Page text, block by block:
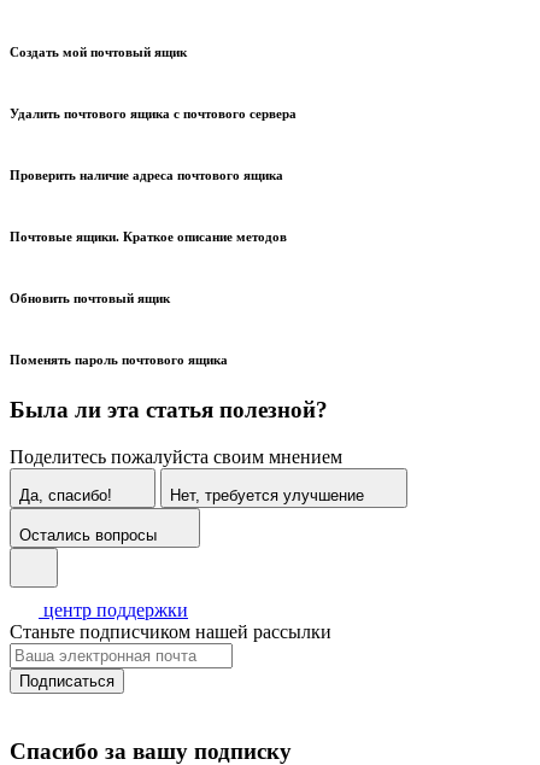
Создать мой почтовый ящик
Удалить почтового ящика с почтового сервера
Проверить наличие адреса почтового ящика
Почтовые ящики. Краткое описание методов
Обновить почтовый ящик
Поменять пароль почтового ящика
Была ли эта статья полезной?
Поделитесь пожалуйста своим мнением
Да, спасибо! Нет, требуется улучшение
Остались вопросы
центр поддержки
Станьте подписчиком нашей рассылки
Подписаться
Спасибо за вашу подписку